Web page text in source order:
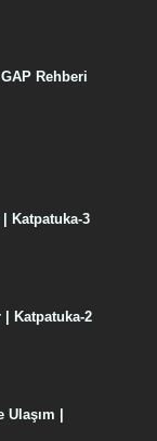
Rehberi
Katpatuka-3
| Katpatuka-2
|